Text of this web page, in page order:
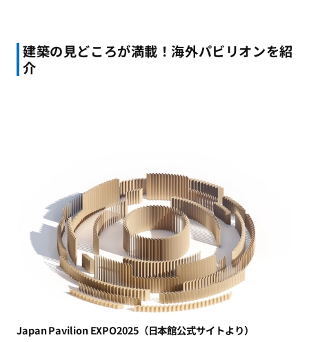
建築の見どころが満載！海外パビリオンを紹
介
Japan Pavilion EXPO2025（日本館公式サイトより）